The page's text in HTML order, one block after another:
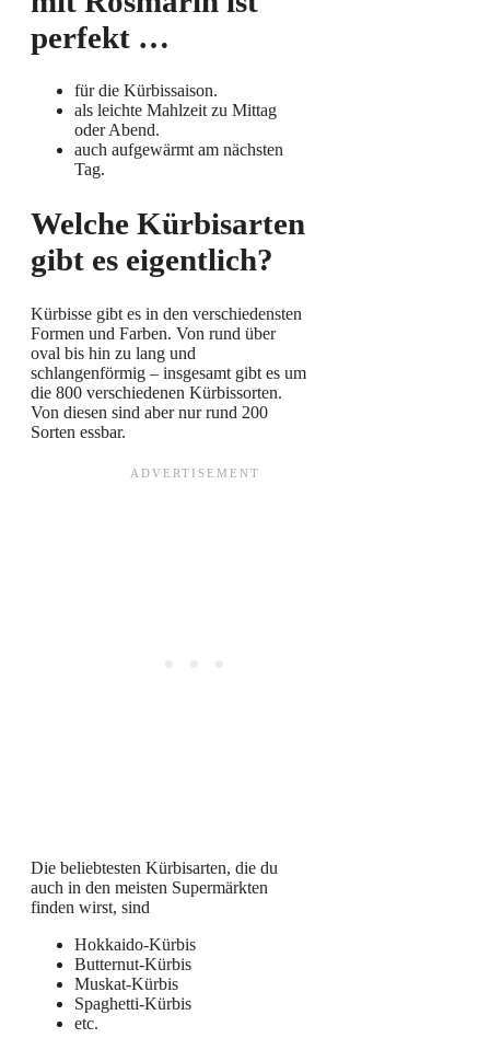
perfekt …
für die Kürbissaison.
als leichte Mahlzeit zu Mittag
oder Abend.
auch aufgewärmt am nächsten
Tag.
Welche Kürbisarten
gibt es eigentlich?
Kürbisse gibt es in den verschiedensten
Formen und Farben. Von rund über
oval bis hin zu lang und
schlangenförmig – insgesamt gibt es um
die 800 verschiedenen Kürbissorten.
Von diesen sind aber nur rund 200
Sorten essbar.
Die beliebtesten Kürbisarten, die du
auch in den meisten Supermärkten
finden wirst, sind
Hokkaido-Kürbis
Butternut-Kürbis
Muskat-Kürbis
Spaghetti-Kürbis
etc.